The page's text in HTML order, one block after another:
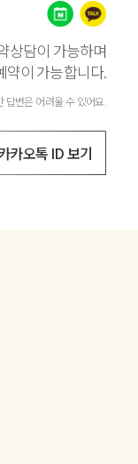
상담이 가능하며
이 가능합니다.
변은 어려울 수 있어요.
카오톡 ID 보기